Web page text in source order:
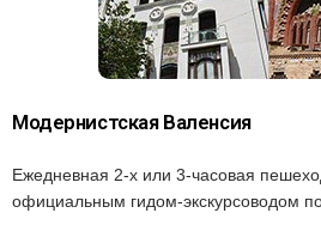
Модернистская Валенсия
Ежедневная 2-х или 3-часовая
официальным гидом-экскурсоводом